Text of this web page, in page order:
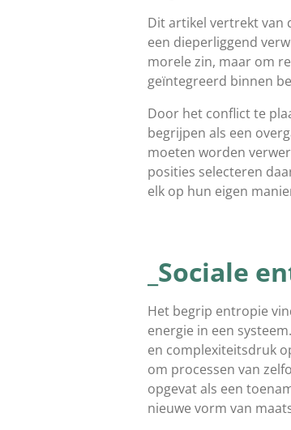
Dit artikel vertrekt van
een dieperliggend
morele zin, maar om
geïntegreerd binnen
Door het conflict te
begrijpen als een
moeten worden
posities selecteren
elk op hun eigen
_Sociale
Het begrip entropie
energie in een
en complexiteitsdruk
om processen van
opgevat als een
nieuwe vorm van